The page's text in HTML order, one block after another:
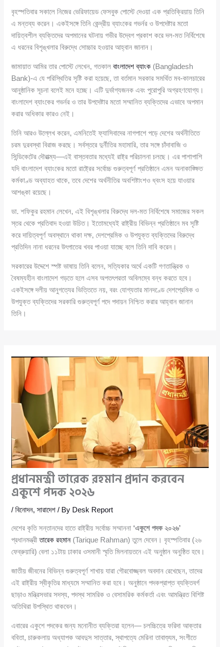
বৃহস্পতিবার সকালে নিজের ভেরিফায়েড ফেসবুক পোস্টে দেওয়া এক প্রতিক্রিয়ায় তিনি
এ মন্তব্য করেন। একইসঙ্গে তিনি কেন্দ্রীয় ব্যাংকের গভর্নর ও উপদেষ্টার মতো
দায়িত্বশীল ব্যক্তিদের অপমানের ঘটনায় গভীর উদ্বেগ প্রকাশ করে দল-মত নির্বিশেষে
এ ধরনের বিশৃঙ্খলার বিরুদ্ধে সোচ্চার হওয়ার আহ্বান জানান।
জামায়াত আমির তার পোস্টে লেখেন, গতকালবাংলাদেশ ব্যাংক (Bangladesh
Bank)-এ যে পরিস্থিতির সৃষ্টি করা হয়েছে, তা বর্তমান সরকার সমর্থিত মব-কালচারের
আনুষ্ঠানিক সূচনা বলেই মনে হচ্ছে। এটি দুর্ভাগ্যজনক এবং পুরোপুরি অগ্রহণযোগ্য।
বাংলাদেশ ব্যাংকের গভর্নর ও তার উপদেষ্টার মতো সম্মানিত ব্যক্তিদের এভাবে অপমান
করার অধিকার কারও নেই।
তিনি আরও উল্লেখ করেন, এমনিতেই ফ্যাসিবাদের নাগপাশে পড়ে দেশের অর্থনীতিতে
চরম দুরবস্থা বিরাজ করছে। সর্বস্তরে দুর্নীতির মহামারি, তার সঙ্গে চাঁদাবাজি ও
সিন্ডিকেটের দৌরাত্ম্য—এই বাস্তবতার মধ্যেই রাষ্ট্র পরিচালনা চলছে। এর পাশাপাশি
যদি বাংলাদেশ ব্যাংকের মতো রাষ্ট্রের সর্বোচ্চ গুরুত্বপূর্ণ প্রতিষ্ঠানে এমন অনাকাঙ্ক্ষিত
কর্মকাণ্ড অব্যাহত থাকে, তবে দেশের অর্থনীতির অবশিষ্টাংশও ধ্বংস হয়ে যাওয়ার
আশঙ্কা রয়েছে।
ডা. শফিকুর রহমান লেখেন, এই বিশৃঙ্খলার বিরুদ্ধে দল-মত নির্বিশেষে সমাজের সকল
স্তর থেকে প্রতিবাদ হওয়া উচিত। ইতোমধ্যেই রাষ্ট্রীয় বিভিন্ন প্রতিষ্ঠানে মব সৃষ্টি
করে দায়িত্বপূর্ণ অবস্থানে থাকা দক্ষ, দেশপ্রেমিক ও উপযুক্ত ব্যক্তিদের বিরুদ্ধে
প্রতিদিন নানা ধরনের উৎপাতের খবর পাওয়া যাচ্ছে বলে তিনি দাবি করেন।
সরকারের উদ্দেশে স্পষ্ট ভাষায় তিনি বলেন, সত্যিকার অর্থে একটি গণতান্ত্রিক ও
বৈষম্যহীন বাংলাদেশ গড়তে হলে এসব অপতৎপরতা অবিলম্বে বন্ধ করতে হবে।
একইসঙ্গে দলীয় আনুগত্যের ভিত্তিতে নয়, বরং যোগ্যতার মানদণ্ডে দেশপ্রেমিক ও
উপযুক্ত ব্যক্তিদের সরকারি গুরুত্বপূর্ণ পদে পদায়ন নিশ্চিত করার আহ্বান জানান
তিনি।
প্রধানমন্ত্রী তারেক রহমান প্রদান করবেন
একুশে পদক ২০২৬
/বিনোদন,সারাদেশ / By Desk Report
দেশের কৃতি সন্তানদের হাতে রাষ্ট্রীয় সর্বোচ্চ সম্মাননা ‘একুশে পদক ২০২৬’
প্রধানমন্ত্রীতারেক রহমান (Tarique Rahman) তুলে দেবেন। বৃহস্পতিবার (২৬
ফেব্রুয়ারি) বেলা ১১টায় ঢাকার ওসমানী স্মৃতি মিলনায়তনে এই অনুষ্ঠান অনুষ্ঠিত হবে।
জাতীয় জীবনের বিভিন্ন গুরুত্বপূর্ণ শাখায় যারা গৌরবোজ্জ্বল অবদান রেখেছেন, তাদের
এই রাষ্ট্রীয় স্বীকৃতির মাধ্যমে সম্মানিত করা হবে। অনুষ্ঠানে পদকপ্রাপ্ত ব্যক্তিবর্গ
ছাড়াও মন্ত্রিসভার সদস্য, পদস্থ সামরিক ও বেসামরিক কর্মকর্তা এবং আমন্ত্রিত বিশিষ্ট
অতিথিরা উপস্থিত থাকবেন।
এবারের একুশে পদকের জন্য মনোনীত ব্যক্তিরা হলেন— চলচ্চিত্রে ফরিদা আক্তার
ববিতা, চারুকলায় অধ্যাপক আবদুস সাত্তার, স্থাপত্যে মেরিনা তাবাশ্যুম, সংগীতে